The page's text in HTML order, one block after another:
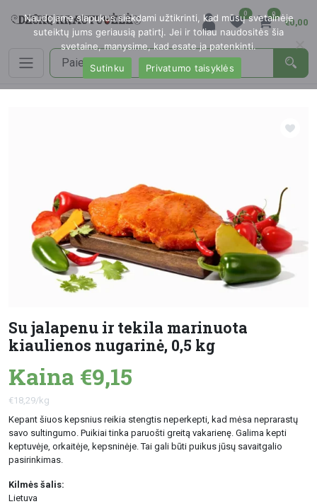
0 0
€0,00
Su jalapenu ir tekila marinuota
kiaulienos nugarinė, 0,5 kg
Kaina €9,15
€18,29/kg
Kepant šiuos kepsnius reikia stengtis neperkepti, kad mėsa neprarastų
savo sultingumo. Puikiai tinka paruošti greitą vakarienę. Galima kepti
keptuvėje, orkaitėje, kepsninėje. Tai gali būti puikus jūsų savaitgalio
pasirinkimas.
Kilmės šalis:
Lietuva
Naudojame slapukus siekdami užtikrinti, kad mūsų svetainėje
suteiktų jums geriausią patirtį. Jei ir toliau naudositės šia
svetaine, manysime, kad esate ja patenkinti.
Sutinku
Privatumo taisyklės